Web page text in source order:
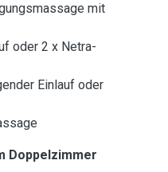
mit
oder 2 x Netra-
Einlauf oder
Doppelzimmer